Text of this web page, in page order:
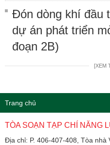
Đón dòng khí đầu
dự án phát triển
đoạn 2B)
[XEM
Trang chủ
TÒA SOẠN TẠP CHÍ NĂNG
Địa chỉ: P. 406-407-408, Tòa nhà